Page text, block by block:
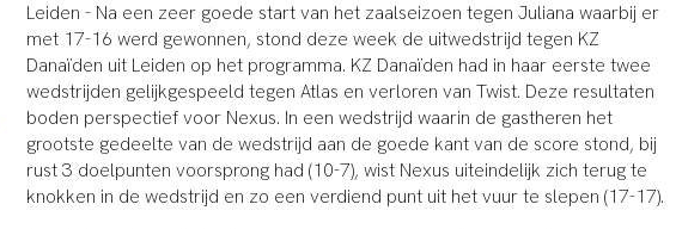
Leiden - Na een zeer goede start van het zaalseizoen tegen Juliana waarbij er
met 17-16 werd gewonnen, stond deze week de uitwedstrijd tegen KZ
Danaïden uit Leiden op het programma. KZ Danaïden had in haar eerste twee
wedstrijden gelijkgespeeld tegen Atlas en verloren van Twist. Deze resultaten
boden perspectief voor Nexus. In een wedstrijd waarin de gastheren het
grootste gedeelte van de wedstrijd aan de goede kant van de score stond, bij
rust 3 doelpunten voorsprong had (10-7), wist Nexus uiteindelijk zich terug te
knokken in de wedstrijd en zo een verdiend punt uit het vuur te slepen (17-17).